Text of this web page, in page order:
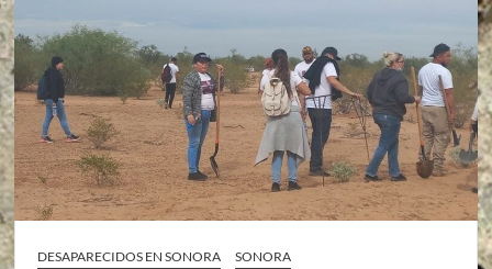
DESAPARECIDOS EN SONORA SONORA